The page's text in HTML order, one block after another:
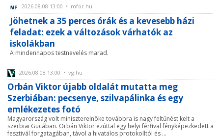
2026.08.08 13:00 • mfor.hu
Jöhetnek a 35 perces órák és a kevesebb házi
feladat: ezek a változások várhatók az
iskolákban
A mindennapos testnevelés marad.
2026.08.08 13:00 • vg.hu
Orbán Viktor újabb oldalát mutatta meg
Szerbiában: pecsenye, szilvapálinka és egy
emlékezetes fotó
Magyarország volt miniszterelnöke továbbra is nagy feltűnést kelt a
szerbiai Gucában. Orbán Viktor ezúttal egy helyi férfival fényképezkedett a
fesztivál forgatagában, távol a hivatalos protokolltól és ...